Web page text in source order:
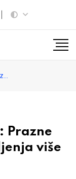
Prazne
više